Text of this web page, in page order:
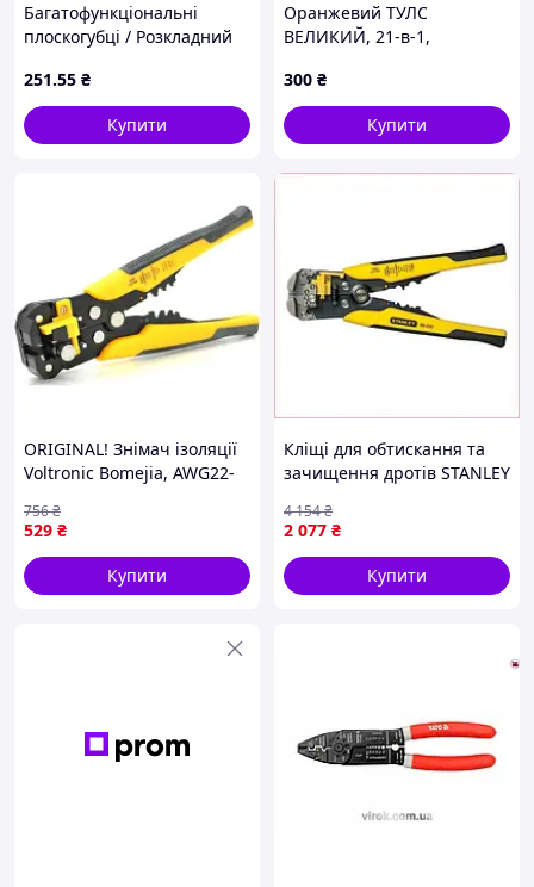
Багатофункціональні
плоскогубці / Розкладний
обтискання дротів 26X-235
251.55 ₴
Купити
Оранжевий ТУЛС
ВЕЛИКИЙ, 21-в-1,
зняття ізоляції з дроту з
роликом - Хром-ванадієва
сталь
300 ₴
Купити
ORIGINAL! Знімач ізоляції
Voltronic Bomejia, AWG22-
Якість! Гарантія!
MegaTorg.com.ua
529 ₴
756₴
Купити
Кліщі для обтискання та
зачищення дротів STANLEY
електриків із функцією
зняття ізоляції
2 077 ₴
4 154₴
Купити